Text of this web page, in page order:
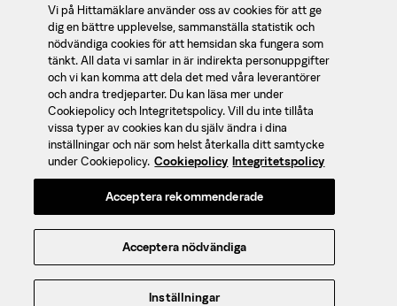
Hittamäklare är en
mäklarguide och
jämförelsetjänst av
mäklare, framtagen av
SBAB.
Ansvarig för sidans innehåll:
Sebastian Wickert © 2026 Booli
support@booli.se
08 - 410 475 90
Om oss
Jobba med oss
Integritet
Cookies
Hantera cookies
Integritetspolicy
Användarvillkor
Vi på Hittamäklare använder oss av cookies för att ge
dig en bättre upplevelse, sammanställa statistik och
nödvändiga cookies för att hemsidan ska fungera som
tänkt. All data vi samlar in är indirekta personuppgifter
och vi kan komma att dela det med våra leverantörer
och andra tredjeparter. Du kan läsa mer under
Cookiepolicy och Integritetspolicy. Vill du inte tillåta
vissa typer av cookies kan du själv ändra i dina
inställningar och när som helst återkalla ditt samtycke
under Cookiepolicy. Cookiepolicy Integritetspolicy
Inställningar
Acceptera nödvändiga
Acceptera rekommenderade